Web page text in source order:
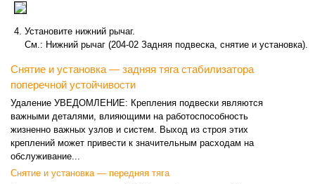
Установите нижний рычаг.
См.: Нижний рычаг (204-02 Задняя подвеска, снятие и установка).
Снятие и установка — задняя тяга стабилизатора
поперечной устойчивости
Удаление УВЕДОМЛЕНИЕ: Крепления подвески являются
важными деталями, влияющими на работоспособность
жизненно важных узлов и систем. Выход из строя этих
креплений может привести к значительным расходам на
обслуживание...
Снятие и установка — передняя тяга